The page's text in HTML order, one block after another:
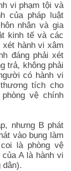
vi phạm tội và
của pháp luật
nhân và gia
kinh tế và các
xét hành vi xâm
đáng phải xét
trả, không phải
có hành vi
tích cho
vệ chính
nhưng B phát
vào bụng làm
là phòng vệ
A là hành vi
dân).